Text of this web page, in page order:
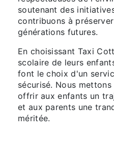
soutenant des
contribuons à
générations futures.
En choisissant Taxi
scolaire de leurs
font le choix d'un
sécurisé. Nous
offrir aux enfants un
et aux parents une
méritée.